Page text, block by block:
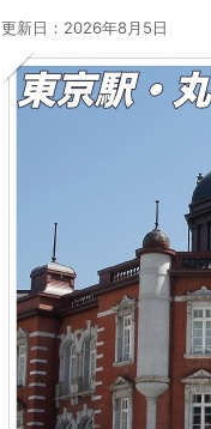
更新日： 2026年8月5日